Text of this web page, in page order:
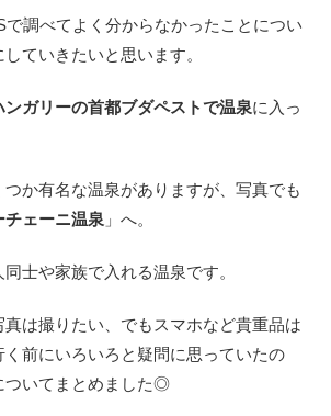
調べてよく分からなかったことについ
ていきたいと思います。
ンガリーの首都ブダペストで温泉に入っ
か有名な温泉がありますが、写真でも
チェーニ温泉 」へ。
士や家族で入れる温泉です。
は撮りたい、でもスマホなど貴重品は
前にいろいろと疑問に思っていたの
ついてまとめました◎